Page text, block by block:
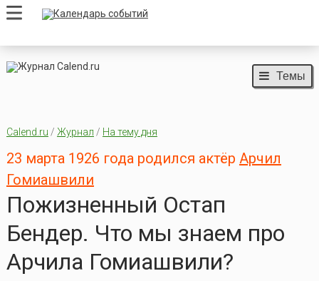
Темы
Calend.ru / Журнал / На тему дня
23 марта 1926 года родился актёр Арчил
Гомиашвили
Пожизненный Остап
Бендер. Что мы знаем про
Арчила Гомиашвили?